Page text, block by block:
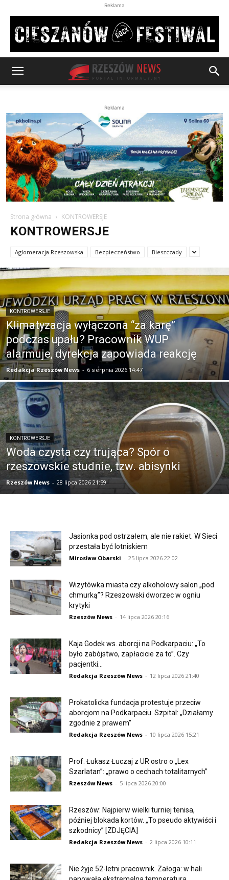
Reklama
Reklama
Strona główna KONTROWERSJE
KONTROWERSJE
Aglomeracja Rzeszowska Bezpieczeństwo Bieszczady
KONTROWERSJE
Klimatyzacja wyłączona “za karę”
podczas upału? Pracownik WUP
alarmuje, dyrekcja zapowiada reakcję
Redakcja Rzeszów News - 6 sierpnia 2026 14:47
KONTROWERSJE
Woda czysta czy trująca? Spór o
rzeszowskie studnie, tzw. abisynki
Rzeszów News - 28 lipca 2026 21:59
Jasionka pod ostrzałem, ale nie rakiet. W Sieci
przestała być lotniskiem
Mirosław Obarski - 25 lipca 2026 22:02
Wizytówka miasta czy alkoholowy salon „pod
chmurką”? Rzeszowski dworzec w ogniu
krytyki
Rzeszów News - 14 lipca 2026 20:16
Kaja Godek ws. aborcji na Podkarpaciu: „To
było zabójstwo, zapłacicie za to”. Czy
pacjentki...
Redakcja Rzeszów News - 12 lipca 2026 21:40
Prokatolicka fundacja protestuje przeciw
aborcjom na Podkarpaciu. Szpital: „Działamy
zgodnie z prawem”
Redakcja Rzeszów News - 10 lipca 2026 15:21
Prof. Łukasz Łuczaj z UR ostro o „Lex
Szarlatan”: „prawo o cechach totalitarnych”
Rzeszów News - 5 lipca 2026 20:00
Rzeszów: Najpierw wielki turniej tenisa,
później blokada kortów. „To pseudo aktywiści i
szkodnicy” [ZDJĘCIA]
Redakcja Rzeszów News - 2 lipca 2026 10:11
Nie żyje 52-letni pracownik. Załoga: w hali